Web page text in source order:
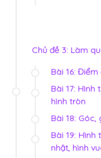
Chủ đề 3: Làm
Bài 16:
Bài 17: Hình
hình tròn
Bài 18:
Bài 19:
nhật, hình